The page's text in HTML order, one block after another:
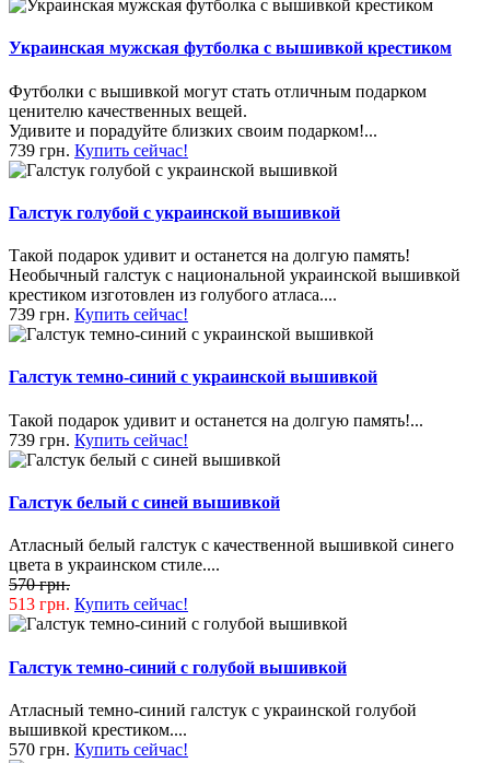
Украинская мужская футболка с вышивкой крестиком
Футболки с вышивкой могут стать отличным подарком
ценителю качественных вещей.
Удивите и порадуйте близких своим подарком!...
739 грн. Купить сейчас!
Галстук голубой с украинской вышивкой
Такой подарок удивит и останется на долгую память!
Необычный галстук с национальной украинской вышивкой
крестиком изготовлен из голубого атласа....
739 грн. Купить сейчас!
Галстук темно-синий с украинской вышивкой
Такой подарок удивит и останется на долгую память!...
739 грн. Купить сейчас!
Галстук белый с синей вышивкой
Атласный белый галстук с качественной вышивкой синего
цвета в украинском стиле....
570 грн.
513 грн. Купить сейчас!
Галстук темно-синий с голубой вышивкой
Атласный темно-синий галстук с украинской голубой
вышивкой крестиком....
570 грн. Купить сейчас!